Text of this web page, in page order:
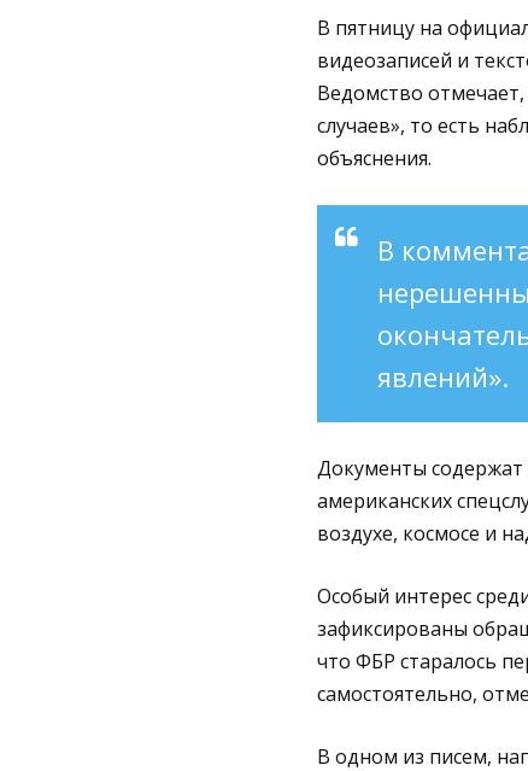
В пятницу на
видеозаписей и
Ведомство
случаев», то есть
объяснения.
В
явлений».
Документы содержат
американских
воздухе, космосе и
Особый интерес
зафиксированы
что ФБР старалось
самостоятельно,
В одном из писем,